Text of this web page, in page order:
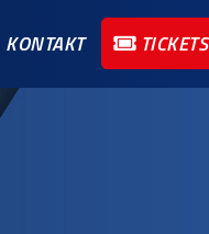
KONTAKT TICKETS